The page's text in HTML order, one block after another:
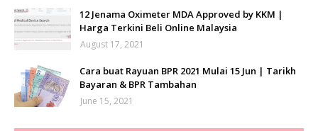
12 Jenama Oximeter MDA Approved by KKM |
Harga Terkini Beli Online Malaysia
August 17, 2021
Cara buat Rayuan BPR 2021 Mulai 15 Jun | Tarikh
Bayaran & BPR Tambahan
June 15, 2021